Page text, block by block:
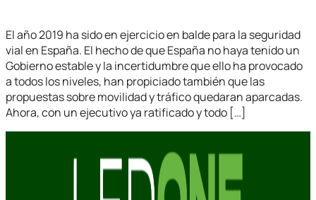
El año 2019 ha sido en ejercicio en balde para la seguridad
vial en España. El hecho de que España no haya tenido un
Gobierno estable y la incertidumbre que ello ha provocado
a todos los niveles, han propiciado también que las
propuestas sobre movilidad y tráfico quedaran aparcadas.
Ahora, con un ejecutivo ya ratificado y todo […]